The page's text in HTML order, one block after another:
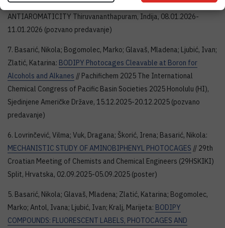
CONFERENCE ON EXCITED STATE AROMATICITY AND
ANTIAROMATICITY Thiruvananthapuram, Indija, 08.01.2026-
11.01.2026 (pozvano predavanje)
7. Basarić, Nikola; Bogomolec, Marko; Glavaš, Mladena; Ljubić, Ivan;
Zlatić, Katarina: BODIPY Photocages Cleavable at Boron for
Alcohols and Alkanes // Pachifichem 2025 The International
Chemical Congress of Pacific Basin Societies 2025 Honolulu (HI),
Sjedinjene Američke Države, 15.12.2025-20.12.2025 (pozvano
predavanje)
6. Lovrinčević, Vilma; Vuk, Dragana; Škorić, Irena; Basarić, Nikola:
MECHANISTIC STUDY OF AMINOBIPHENYL PHOTOCAGES // 29th
Croatian Meeting of Chemists and Chemical Engineers (29HSKIKI)
Split, Hrvatska, 02.09.2025-05.09.2025 (poster)
5. Basarić, Nikola; Glavaš, Mladena; Zlatić, Katarina; Bogomolec,
Marko; Antol, Ivana; Ljubić, Ivan; Kralj, Marijeta: BODIPY
COMPOUNDS: FLUORESCENT LABELS, PHOTOCAGES AND